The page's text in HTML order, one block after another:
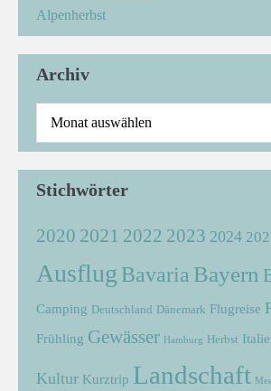
Alpenherbst
Archiv
Stichwörter
2020 2021 2022 2023 2024
Ausflug Bavaria Bayern
Camping Deutschland Dänemark Flugreise
Frühling Gewässer Hamburg Herbst
Kultur Kurztrip Landschaft